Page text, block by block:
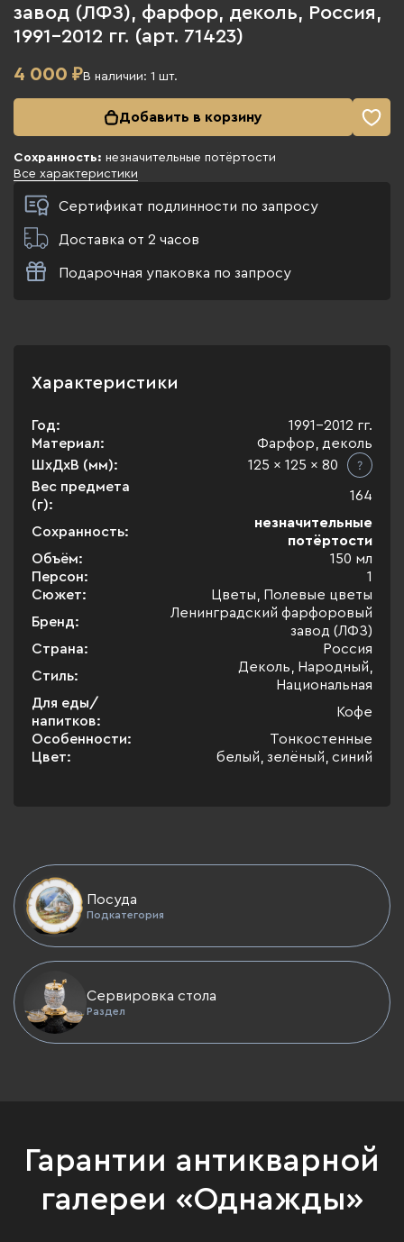
завод (ЛФЗ), фарфор, деколь, Россия,
1991-2012 гг. (арт. 71423)
4 000 ₽В наличии: 1 шт.
Добавить в корзину
Сохранность: незначительные потёртости
Все характеристики
Сертификат подлинности по запросу
Доставка от 2 часов
Подарочная упаковка по запросу
Характеристики
Год:
1991-2012 гг.
Материал:
Фарфор, деколь
ШхДхВ (мм):
125 x 125 x 80
Вес предмета
(г):
164
Сохранность:
незначительные
потёртости
Объём:
150 мл
Персон:
1
Сюжет:
Цветы, Полевые цветы
Бренд:
Ленинградский фарфоровый
завод (ЛФЗ)
Страна:
Россия
Стиль:
Деколь, Народный,
Национальная
Для еды/
напитков:
Кофе
Особенности:
Тонкостенные
Цвет:
белый, зелёный, синий
Посуда
Подкатегория
Сервировка стола
Раздел
Гарантии антикварной
галереи «Однажды»